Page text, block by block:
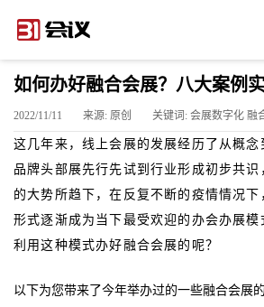
如何办好融合会展？八大案例
2022/11/11 来源: 原创 关键词: 会展数字化 融
这几年来，线上会展的发展经历了从概念
品牌头部展先行先试到行业形成初步共
的大势所趋下，在反复不断的疫情情况下
形式逐渐成为当下最受欢迎的办会办展
利用这种模式办好融合会展的呢？
以下为您带来了今年举办过的一些融合会展